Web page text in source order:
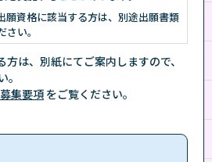
願資格に該当する方は、別途出願書類
い。
は、別紙にてご案内しますので、
集要項 をご覧ください。